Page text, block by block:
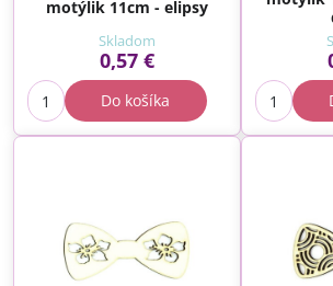
motýlik 11cm - elipsy
Skladom
0,57 €
Do košíka